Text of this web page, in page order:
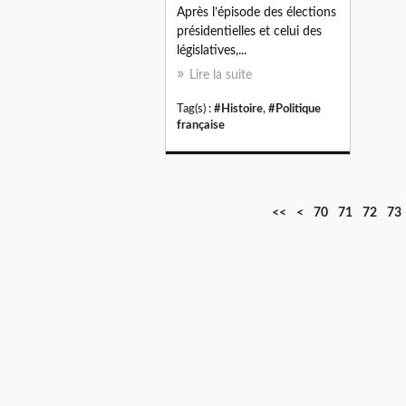
Après l’épisode des élections
présidentielles et celui des
législatives,...
Lire la suite
Tag(s) : #Histoire, #Politique
française
<< <
1
2
3
4
5
6
70 71 72 73